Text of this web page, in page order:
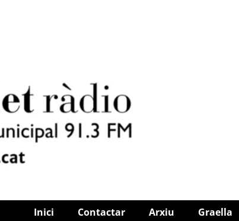
Inici Contactar Arxiu Graella